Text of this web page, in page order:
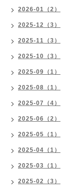
2026-01（2）
2025-12（3）
2025-11（3）
2025-10（3）
2025-09（1）
2025-08（1）
2025-07（4）
2025-06（2）
2025-05（1）
2025-04（1）
2025-03（1）
2025-02（3）